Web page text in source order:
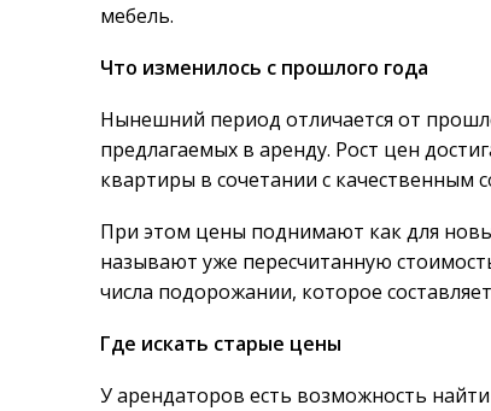
мебель.
Что изменилось с прошлого года
Нынешний период отличается от
предлагаемых в аренду. Рост цен
квартиры в сочетании с
При этом цены поднимают как для
называют уже пересчитанную
числа подорожании, которое
Где искать старые цены
У арендаторов есть возможность